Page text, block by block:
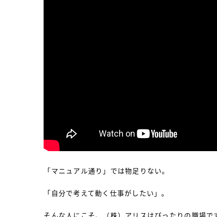
「マニュアル通り」では物足りない。
「自分で考えて動く仕事がしたい」。
そんな人にこそ、（株）アリスはぴったりの職場で